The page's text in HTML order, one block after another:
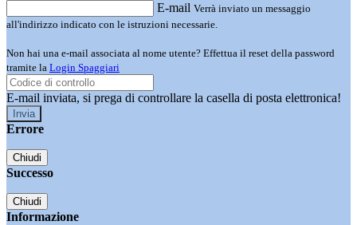
E-mail Verrà inviato un messaggio
all'indirizzo indicato con le istruzioni necessarie.
Non hai una e-mail associata al nome utente? Effettua il reset della password
tramite la Login Spaggiari
E-mail inviata, si prega di controllare la casella di posta elettronica!
Errore
Chiudi
Successo
Chiudi
Informazione